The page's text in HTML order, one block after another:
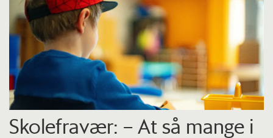
Skolefravær: – At så mange i